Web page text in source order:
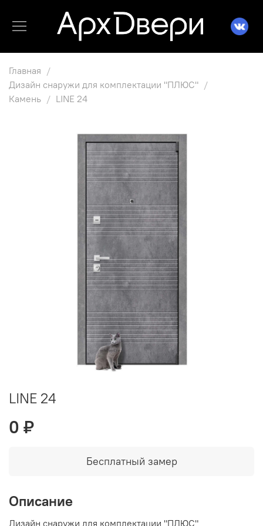
Главная
Дизайн снаружи для комплектации "ПЛЮС"
Камень
LINE 24
LINE 24
0 ₽
Бесплатный замер
Описание
Дизайн снаружи для комплектации "ПЛЮС"